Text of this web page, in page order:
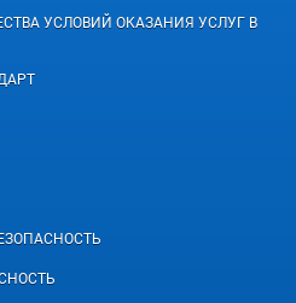
УСЛОВИЙ ОКАЗАНИЯ УСЛУГ В